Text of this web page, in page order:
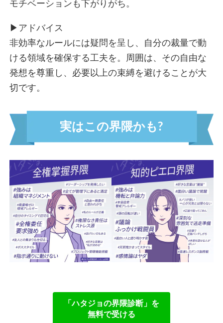
PDCA界隈
アイデア工場界隈
自律駆動界隈
進化推し界隈
ストイック界隈
私がルール界隈
未完の天才界隈
自由の女神界隈
七転八起界隈
結果の鬼界隈
全権掌握界隈
ツンデレ界隈
アドリブ界隈
タイパ界隈
ソロ活界隈
自称ミスパーフェクト界隈
マニュアル絶対界隈
行動ファースト界隈
モチベーションも下がりがち。
▶︎アドバイス
非効率なルールには疑問を呈し、自分の裁量で動
ける領域を確保する工夫を。周囲は、その自由な
発想を尊重し、必要以上の束縛を避けることが大
切です。
実はこの界隈かも?
「ハタジョの界隈診断」 を
無料で受ける